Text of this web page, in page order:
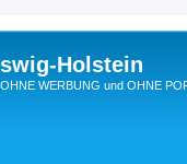
Holstein
WERBUNG und OHNE